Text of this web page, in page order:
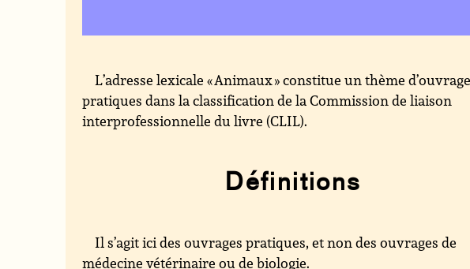
L’adresse lexicale « Animaux » constitue un thème
pratiques dans la classification de la Commission de liaison
interprofessionnelle du livre (CLIL).
Définitions
Il s’agit ici des ouvrages pratiques, et non des ouvrages de
médecine vétérinaire ou de biologie.